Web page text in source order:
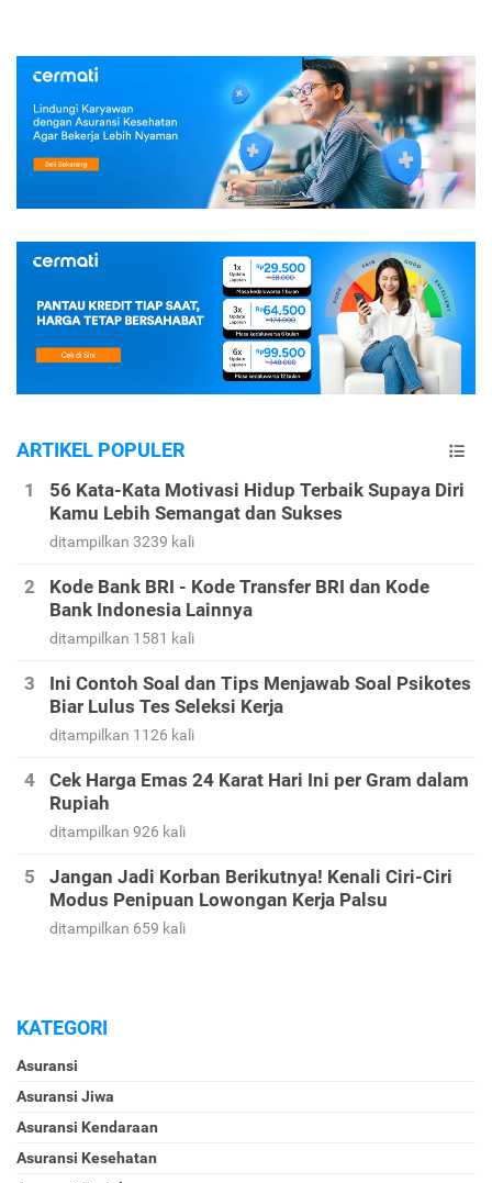
ARTIKEL POPULER
56 Kata-Kata Motivasi Hidup Terbaik Supaya Diri
Kamu Lebih Semangat dan Sukses
ditampilkan 3239 kali
Kode Bank BRI - Kode Transfer BRI dan Kode
Bank Indonesia Lainnya
ditampilkan 1581 kali
Ini Contoh Soal dan Tips Menjawab Soal Psikotes
Biar Lulus Tes Seleksi Kerja
ditampilkan 1126 kali
Cek Harga Emas 24 Karat Hari Ini per Gram dalam
Rupiah
ditampilkan 926 kali
Jangan Jadi Korban Berikutnya! Kenali Ciri-Ciri
Modus Penipuan Lowongan Kerja Palsu
ditampilkan 659 kali
KATEGORI
Asuransi
Asuransi Jiwa
Asuransi Kendaraan
Asuransi Kesehatan